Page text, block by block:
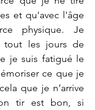
et qu'avec l'âge
physique. Je
tout les jours de
je suis fatigué le
ce que je
que je n’arrive
tir est bon, si